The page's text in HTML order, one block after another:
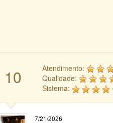
10
Atendimento:
Qualidade:
Sistema:
7/21/2026